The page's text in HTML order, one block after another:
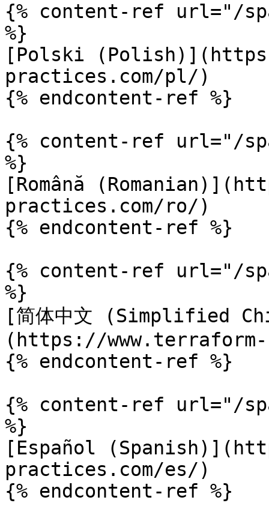
{% content-ref url="/
%}
[Polski
practices.com/pl/)
{% endcontent-ref %}
{% content-ref url="/
%}
[Română
practices.com/ro/)
{% endcontent-ref %}
{% content-ref url="/
%}
[简体中文 (Simplified
(https://
{% endcontent-ref %}
{% content-ref url="/
%}
[Español
practices.com/es/)
{% endcontent-ref %}